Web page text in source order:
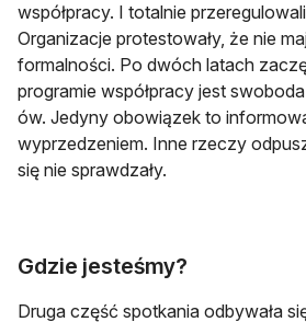
współpracy. I totalnie
Organizacje protestowały, że nie
formalności. Po dwóch latach
programie współpracy jest
ów. Jedyny obowiązek to
wyprzedzeniem. Inne rzeczy
się nie sprawdzały.
Gdzie jesteśmy?
Druga część spotkania odbywała